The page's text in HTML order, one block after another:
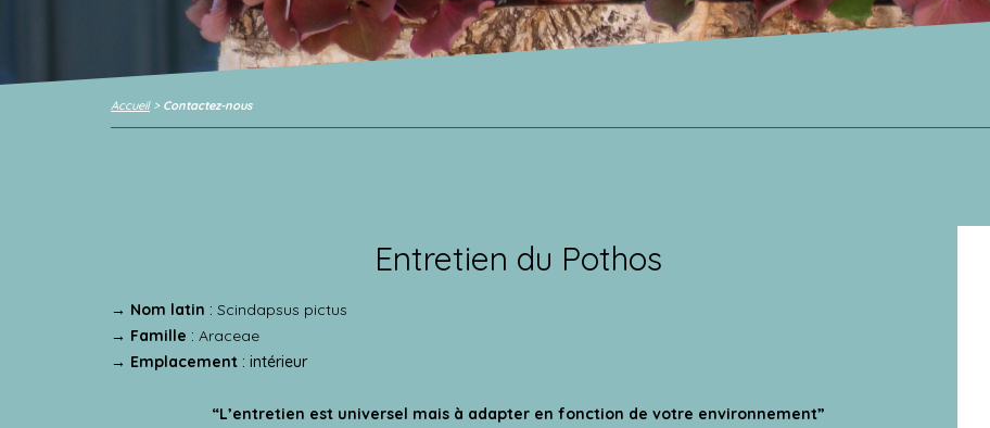
Accueil> Contactez-nous
Entretien du Pothos
→ Nom latin : Scindapsus pictus
→ Famille : Araceae
→ Emplacement : intérieur
“L’entretien est universel mais à adapter en fonction de votre environnement”